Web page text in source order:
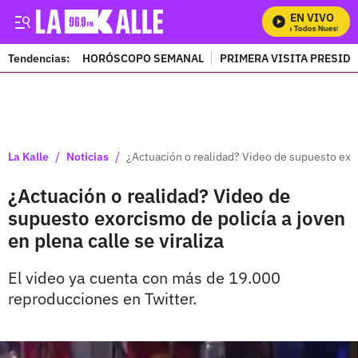
EN VIVO
Mira Todos Nuestros
Tendencias: HORÓSCOPO SEMANAL PRIMERA VISITA
La Kalle / Noticias / ¿Actuación o realidad? Video de supuesto
¿Actuación o realidad? Video de
supuesto exorcismo de policía a joven
en plena calle se viraliza
El video ya cuenta con más de 19.000
reproducciones en Twitter.